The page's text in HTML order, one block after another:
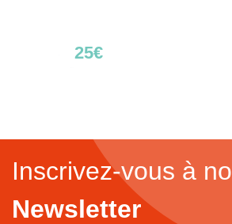
25€
Inscrivez-vous à
Newsletter